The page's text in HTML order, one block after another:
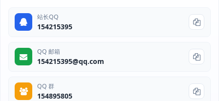
站长QQ
154215395
QQ 邮箱
154215395@qq.com
QQ 群
154895805